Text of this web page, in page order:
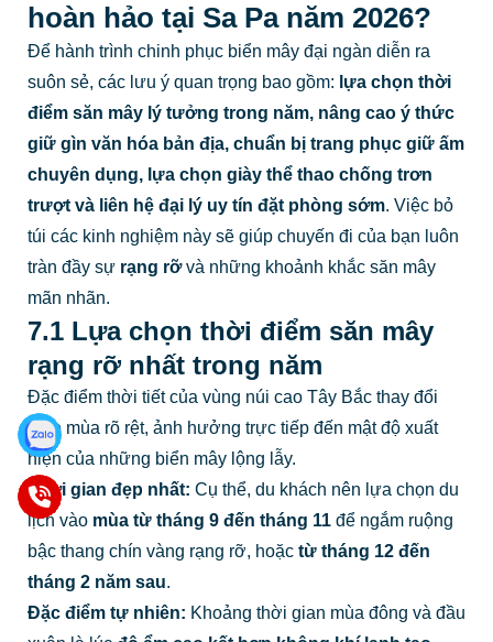
hoàn hảo tại Sa Pa năm 2026?
Để hành trình chinh phục biển mây đại ngàn diễn ra
suôn sẻ, các lưu ý quan trọng bao gồm: lựa chọn thời
điểm săn mây lý tưởng trong năm, nâng cao ý thức
giữ gìn văn hóa bản địa, chuẩn bị trang phục giữ ấm
chuyên dụng, lựa chọn giày thể thao chống trơn
trượt và liên hệ đại lý uy tín đặt phòng sớm. Việc bỏ
túi các kinh nghiệm này sẽ giúp chuyến đi của bạn luôn
tràn đầy sự rạng rỡvà những khoảnh khắc săn mây
mãn nhãn.
7.1 Lựa chọn thời điểm săn mây
rạng rỡ nhất trong năm
Đặc điểm thời tiết của vùng núi cao Tây Bắc thay đổi
theo mùa rõ rệt, ảnh hưởng trực tiếp đến mật độ xuất
hiện của những biển mây lộng lẫy.
Thời gian đẹp nhất: Cụ thể, du khách nên lựa chọn du
lịch vào mùa từ tháng 9 đến tháng 11để ngắm ruộng
bậc thang chín vàng rạng rỡ, hoặc từ tháng 12 đến
tháng 2 năm sau.
Đặc điểm tự nhiên: Khoảng thời gian mùa đông và đầu